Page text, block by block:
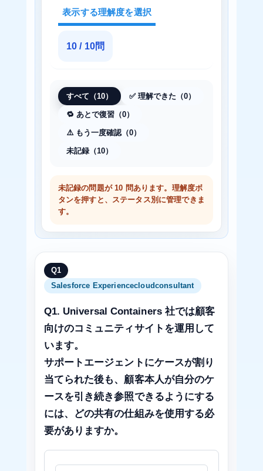
表示する理解度を選択
10 / 10問
すべて（10） ✅ 理解できた（0）
🔁 あとで復習（0）
⚠️ もう一度確認（0）
未記録（10）
未記録の問題が 10 問あります。理解度ボ
タンを押すと、ステータス別に管理できま
す。
Q1
Salesforce Experiencecloudconsultant
Q1. Universal Containers 社では顧客
向けのコミュニティサイトを運用して
います。
サポートエージェントにケースが割り
当てられた後も、顧客本人が自分のケ
ースを引き続き参照できるようにする
には、どの共有の仕組みを使用する必
要がありますか。